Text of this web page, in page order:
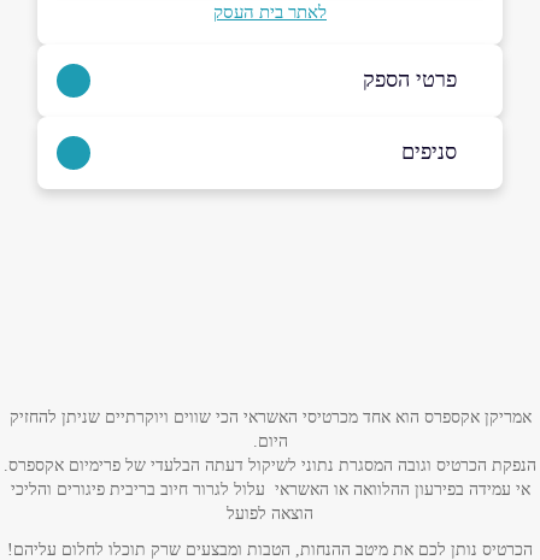
לאתר בית העסק
פרטי הספק
באתר בפייסבוק
אימייל*
נושא*
סניפים
אמריקן אקספרס הוא אחד מכרטיסי האשראי הכי שווים ויוקרתיים שניתן להחזיק
היום.
הנפקת הכרטיס וגובה המסגרת נתוני לשיקול דעתה הבלעדי של פרימיום אקספרס.
אי עמידה בפירעון ההלוואה או האשראי עלול לגרור חיוב בריבית פיגורים והליכי
הוצאה לפועל
הכרטיס נותן לכם את מיטב ההנחות, הטבות ומבצעים שרק תוכלו לחלום עליהם!